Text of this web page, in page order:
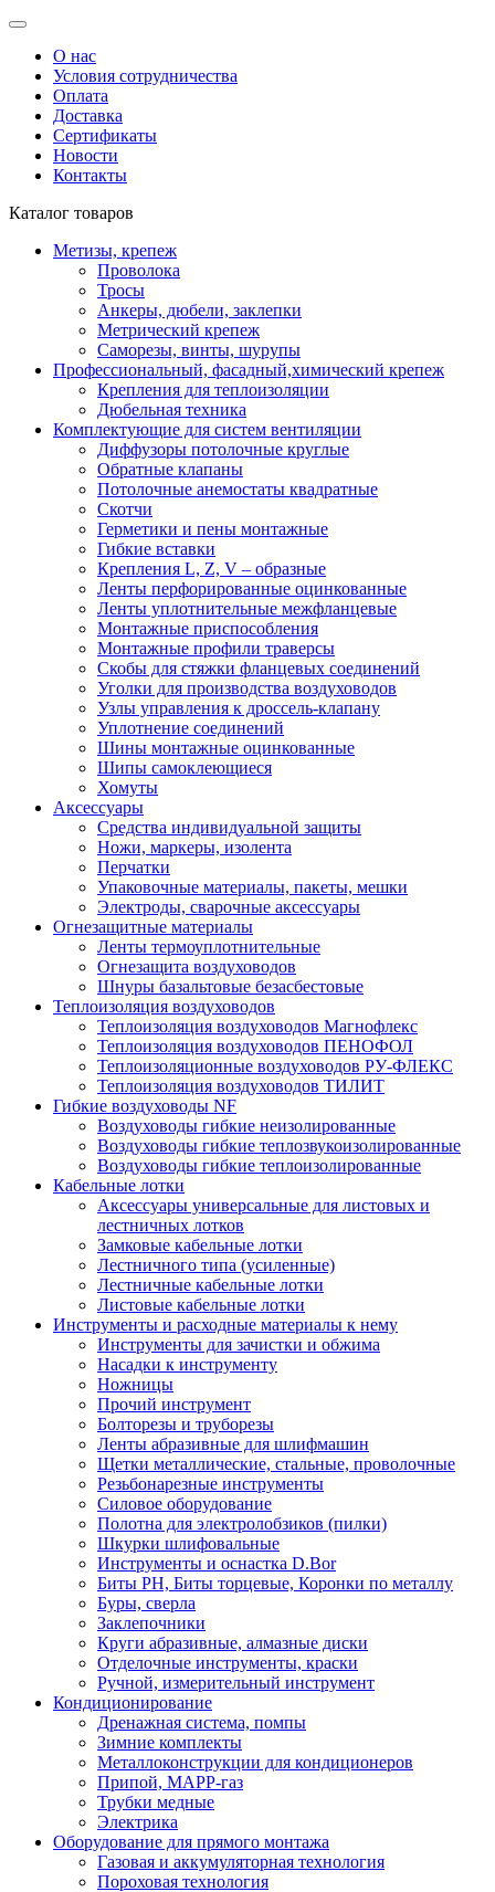
О нас
Условия сотрудничества
Оплата
Доставка
Сертификаты
Новости
Контакты
Каталог товаров
Метизы, крепеж
Проволока
Тросы
Анкеры, дюбели, заклепки
Метрический крепеж
Саморезы, винты, шурупы
Профессиональный, фасадный,химический крепеж
Крепления для теплоизоляции
Дюбельная техника
Комплектующие для систем вентиляции
Диффузоры потолочные круглые
Обратные клапаны
Потолочные анемостаты квадратные
Скотчи
Герметики и пены монтажные
Гибкие вставки
Крепления L, Z, V – образные
Ленты перфорированные оцинкованные
Ленты уплотнительные межфланцевые
Монтажные приспособления
Монтажные профили траверсы
Скобы для стяжки фланцевых соединений
Уголки для производства воздуховодов
Узлы управления к дроссель-клапану
Уплотнение соединений
Шины монтажные оцинкованные
Шипы самоклеющиеся
Хомуты
Аксессуары
Средства индивидуальной защиты
Ножи, маркеры, изолента
Перчатки
Упаковочные материалы, пакеты, мешки
Электроды, сварочные аксессуары
Огнезащитные материалы
Ленты термоуплотнительные
Огнезащита воздуховодов
Шнуры базальтовые безасбестовые
Теплоизоляция воздуховодов
Теплоизоляция воздуховодов Магнофлекс
Теплоизоляция воздуховодов ПЕНОФОЛ
Теплоизоляционные воздуховодов РУ-ФЛЕКС
Теплоизоляция воздуховодов ТИЛИТ
Гибкие воздуховоды NF
Воздуховоды гибкие неизолированные
Воздуховоды гибкие теплозвукоизолированные
Воздуховоды гибкие теплоизолированные
Кабельные лотки
Аксессуары универсальные для листовых и
лестничных лотков
Замковые кабельные лотки
Лестничного типа (усиленные)
Лестничные кабельные лотки
Листовые кабельные лотки
Инструменты и расходные материалы к нему
Инструменты для зачистки и обжима
Насадки к инструменту
Ножницы
Прочий инструмент
Болторезы и труборезы
Ленты абразивные для шлифмашин
Щетки металлические, стальные, проволочные
Резьбонарезные инструменты
Силовое оборудование
Полотна для электролобзиков (пилки)
Шкурки шлифовальные
Инструменты и оснастка D.Bor
Биты PH, Биты торцевые, Коронки по металлу
Буры, сверла
Заклепочники
Круги абразивные, алмазные диски
Отделочные инструменты, краски
Ручной, измерительный инструмент
Кондиционирование
Дренажная система, помпы
Зимние комплекты
Металлоконструкции для кондиционеров
Припой, МАРР-газ
Трубки медные
Электрика
Оборудование для прямого монтажа
Газовая и аккумуляторная технология
Пороховая технология